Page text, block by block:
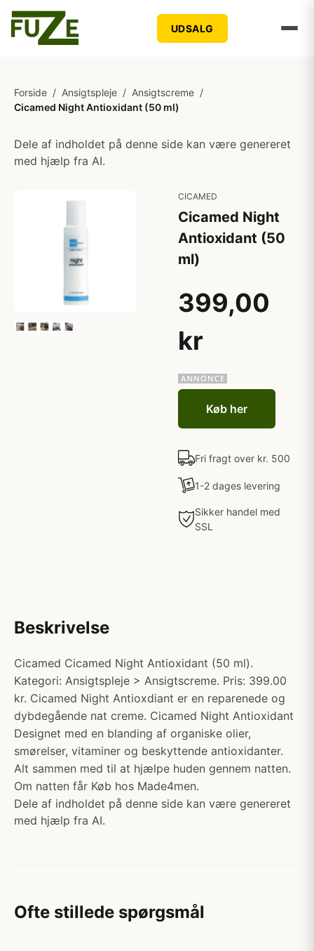
UDSALG
Forside / Ansigtspleje / Ansigtscreme /
Cicamed Night Antioxidant (50 ml)
Dele af indholdet på denne side kan være genereret
med hjælp fra AI.
CICAMED
Cicamed Night
Antioxidant (50
ml)
399,00
kr
Køb her
Fri fragt over kr. 500
1-2 dages levering
Sikker handel med
SSL
Beskrivelse
Cicamed Cicamed Night Antioxidant (50 ml).
Kategori: Ansigtspleje > Ansigtscreme. Pris: 399.00
kr. Cicamed Night Antioxdiant er en reparenede og
dybdegående nat creme. Cicamed Night Antioxidant
Designet med en blanding af organiske olier,
smørelser, vitaminer og beskyttende antioxidanter.
Alt sammen med til at hjælpe huden gennem natten.
Om natten får Køb hos Made4men.
Dele af indholdet på denne side kan være genereret
med hjælp fra AI.
Ofte stillede spørgsmål